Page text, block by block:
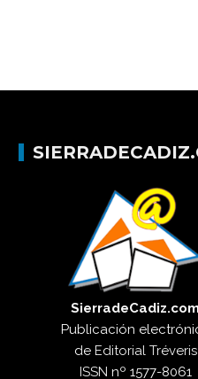
SierradeCadiz.com
Publicación
de Editorial Tréveris
ISSN nº 1577-8061